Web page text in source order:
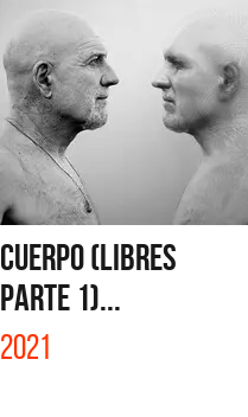
CUERPO (LIBRES
PARTE 1)...
2021